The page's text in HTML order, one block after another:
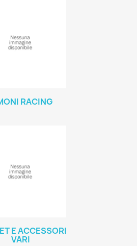
RACING
E ACCESSORI
VARI